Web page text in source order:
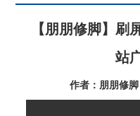
【朋朋修脚】刷
站
作者：朋朋修